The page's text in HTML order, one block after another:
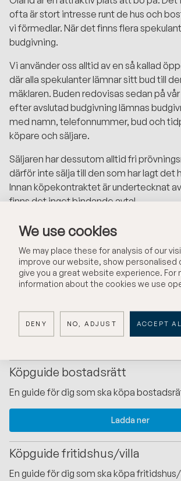
We use cookies
We may place these for analysis of our
improve our website, show personalised
give you a great website experience. For
information about the cookies we use
DENY NO, ADJUST ACCEPT
ofta är stort intresse runt de hus och
vi förmedlar. När det finns flera
budgivning.
Vi använder oss alltid av en så kallad
där alla spekulanter lämnar sitt bud till
mäklaren. Buden redovisas sedan på
efter avslutad budgivning lämnas
med namn, telefonnummer, bud och
köpare och säljare.
Säljaren har dessutom alltid fri
därför inte sälja till den som har lagt det
Innan köpekontraktet är undertecknat
finns det inget bindande avtal.
Om en spekulant lämnar ett bud efter
budgivning (innan köpekontrakt
mäklaren skyldig att framföra detta bud
då får ta ställning till det nya budet.
Tre bra dokument
som ska köpa
Köpguide bostadsrätt
En guide för dig som ska köpa
Ladda ner
Köpguide fritidshus/villa
En guide för dig som ska köpa